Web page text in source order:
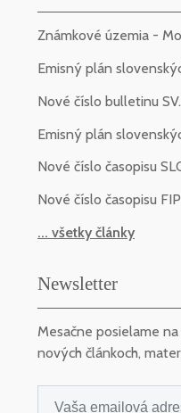
Známkové územia -
Emisný plán
Nové číslo bulletinu
Emisný plán
Nové číslo časopisu
Nové číslo časopisu
... všetky články
Newsletter
Mesačne posielame
nových článkoch,